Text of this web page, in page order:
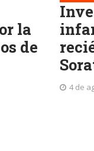
la
de
4 de